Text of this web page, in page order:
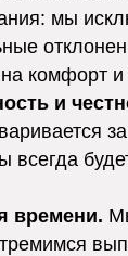
мы
комфорт
и
всегда
времени.